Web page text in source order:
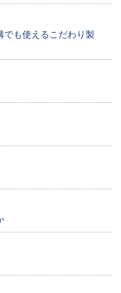
でも使えるこだわり製